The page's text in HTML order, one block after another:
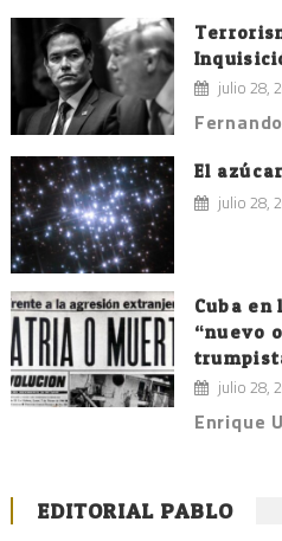
julio 28,
El
julio 28,
Cuba
“nuevo
julio 28,
Enrique
EDITORIAL PABLO